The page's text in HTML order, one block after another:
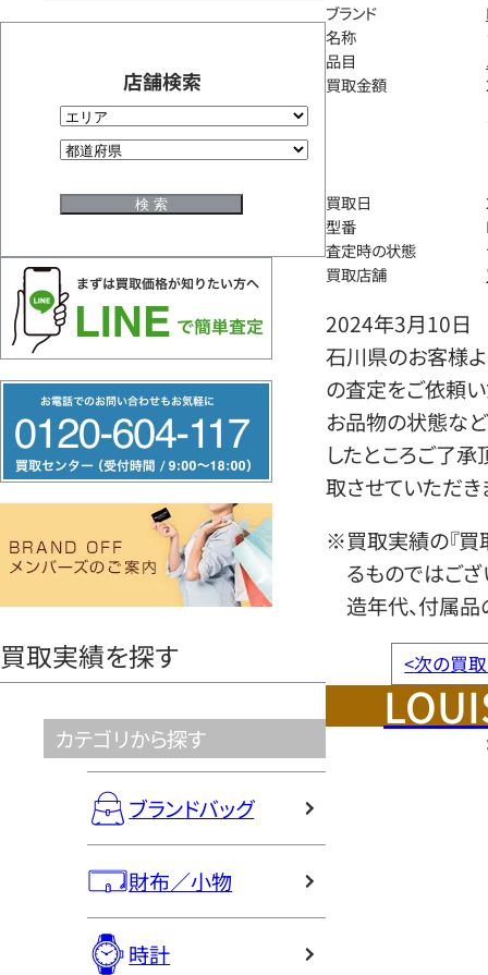
店舗検索
リ
ー
ヤ
買取実績を探す
カテゴリから探す
ブランドバッグ
財布／小物
時計
ブランド
名称
品目
買取金額
買取日
型番
査定時の状態
買取店舗
2024年3月10日
石川県のお客様よ
の査定をご依頼い
お品物の状態など
したところご了
取させていただき
※買取実績の『買
るものではござ
造年代、付属品
<次の買